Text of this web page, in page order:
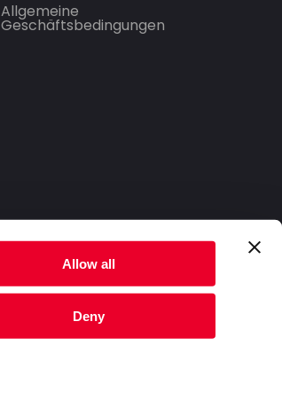
Allow all
Deny
Allgemeine
Geschäftsbedingungen